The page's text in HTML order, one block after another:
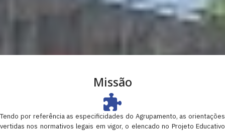
Missão
Tendo por referência as especificidades do Agrupamento, as orientações
vertidas nos normativos legais em vigor, o elencado no Projeto Educativo